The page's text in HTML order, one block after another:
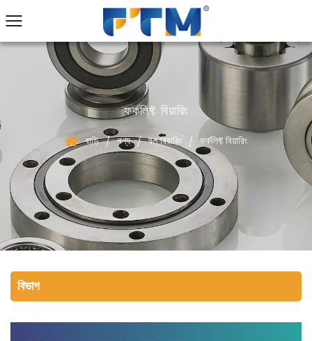
ফর্কলিফ্ট বিয়ারিং
বাড়ি / পণ্য / বল বিয়ারিং / ফর্কলিফ্ট বিয়ারিং
বিভাগ